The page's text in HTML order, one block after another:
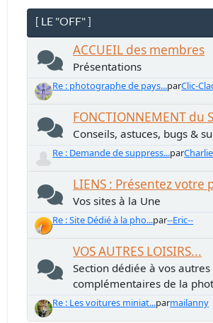
[ LE "OFF" ]
ACCUEIL des membres
Présentations
Re : photographe de pays...parClic-
FONCTIONNEMENT du
Conseils, astuces, bugs &
Re : Demande de suppress...par
LIENS : Présentez votre
Vos sites à la Une
Re : Site Dédié à la pho...par--Eric--
VOS AUTRES LOISIRS...
Section dédiée à vos autres
complémentaires de la
Re : Les voitures miniat...parmailanny